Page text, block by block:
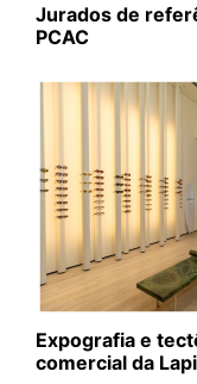
Jurados de
PCAC
Expografia e
comercial da